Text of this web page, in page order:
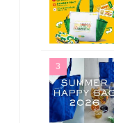
3